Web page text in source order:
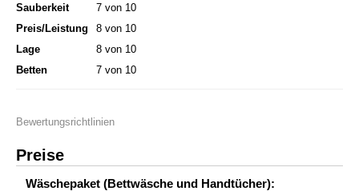
Sauberkeit
7 von 10
Preis/Leistung
8 von 10
Lage
8 von 10
Betten
7 von 10
Bewertungsrichtlinien
Preise
Wäschepaket (Bettwäsche und Handtücher):